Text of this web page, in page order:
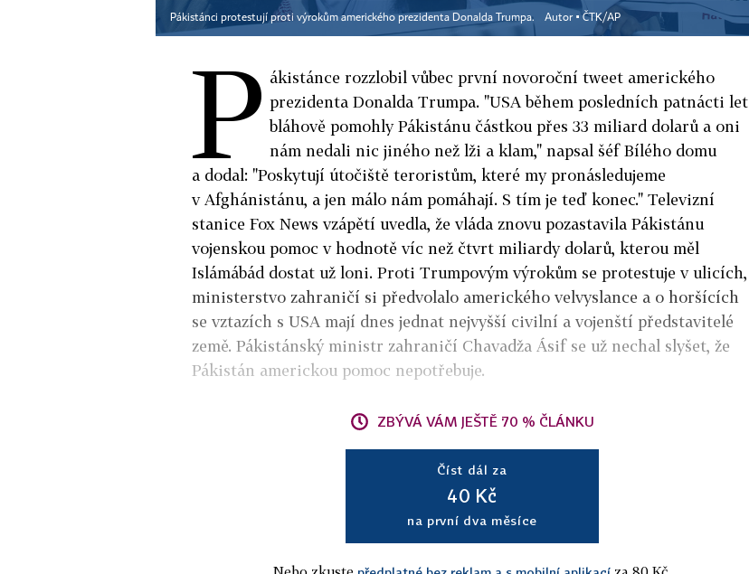
Pákistánci protestují proti výrokům amerického prezidenta Donalda Trumpa. Autor ▪ ČTK/AP
P ákistánce rozzlobil vůbec první novoroční tweet amerického
prezidenta Donalda Trumpa. "USA během posledních patnácti let
bláhově pomohly Pákistánu částkou přes 33 miliard dolarů a oni
nám nedali nic jiného než lži a klam," napsal šéf Bílého domu
a dodal: "Poskytují útočiště teroristům, které my pronásledujeme
v Afghánistánu, a jen málo nám pomáhají. S tím je teď konec." Televizní
stanice Fox News vzápětí uvedla, že vláda znovu pozastavila Pákistánu
vojenskou pomoc v hodnotě víc než čtvrt miliardy dolarů, kterou měl
Islámábád dostat už loni. Proti Trumpovým výrokům se protestuje v ulicích,
ministerstvo zahraničí si předvolalo amerického velvyslance a o horšících
se vztazích s USA mají dnes jednat nejvyšší civilní a vojenští představitelé
země. Pákistánský ministr zahraničí Chavadža Ásif se už nechal slyšet, že
Pákistán americkou pomoc nepotřebuje.
ZBÝVÁ VÁM JEŠTĚ 70 % ČLÁNKU
Číst dál za
40 Kč
na první dva měsíce